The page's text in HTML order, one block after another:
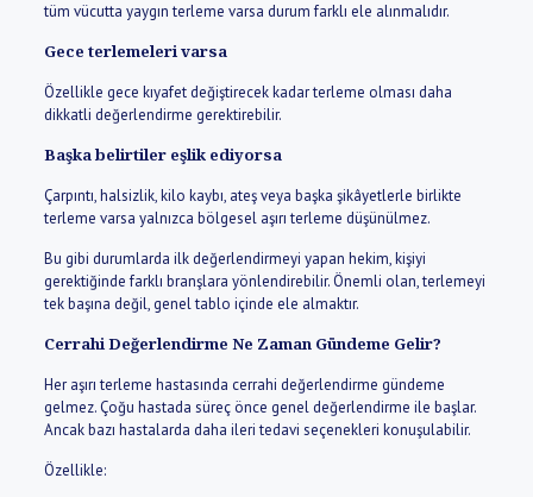
tüm vücutta yaygın terleme varsa durum farklı ele alınmalıdır.
Gece terlemeleri varsa
Özellikle gece kıyafet değiştirecek kadar terleme olması daha
dikkatli değerlendirme gerektirebilir.
Başka belirtiler eşlik ediyorsa
Çarpıntı, halsizlik, kilo kaybı, ateş veya başka şikâyetlerle birlikte
terleme varsa yalnızca bölgesel aşırı terleme düşünülmez.
Bu gibi durumlarda ilk değerlendirmeyi yapan hekim, kişiyi
gerektiğinde farklı branşlara yönlendirebilir. Önemli olan, terlemeyi
tek başına değil, genel tablo içinde ele almaktır.
Cerrahi Değerlendirme Ne Zaman Gündeme Gelir?
Her aşırı terleme hastasında cerrahi değerlendirme gündeme
gelmez. Çoğu hastada süreç önce genel değerlendirme ile başlar.
Ancak bazı hastalarda daha ileri tedavi seçenekleri konuşulabilir.
Özellikle: